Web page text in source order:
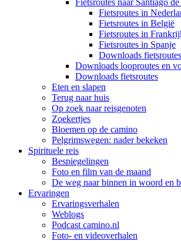
Fietsroutes naar Santiago
Fietsroutes in
Fietsroutes in België
Fietsroutes in
Fietsroutes in Spanje
Downloads fietsroutes
Downloads looproutes en
Downloads fietsroutes
Eten en slapen
Terug naar huis
Op zoek naar reisgenoten
Zoekertjes
Bloemen op de camino
Pelgrimswegen: nader bekeken
Spirituele reis
Bespiegelingen
Foto en film van de maand
De weg naar binnen in woord en
Ervaringen
Ervaringsverhalen
Weblogs
Podcast camino.nl
Foto- en videoverhalen